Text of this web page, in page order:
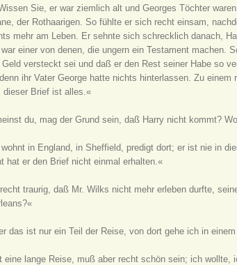
Sie, er war ziemlich alt und Georges Töchter
der Rothaarigen. So fühlte er sich recht einsam,
mehr am Leben. Er sehnte sich schrecklich danach,
einer von denen, die ungern ein Testament machen.
versteckt sei und daß er den Rest seiner Habe so
ihr Vater George hatte nichts hinterlassen. Zu
dieser Brief ist alles.«
du, mag der Grund sein, daß Harry nicht kommt?
in England, in Sheffield, predigt dort; er ist nie in
hat er den Brief nicht einmal erhalten.«
traurig, daß Mr. Wilks nicht mehr erleben durfte,
das ist nur ein Teil der Reise, von dort gehe ich in
eine lange Reise, muß aber recht schön sein; ich